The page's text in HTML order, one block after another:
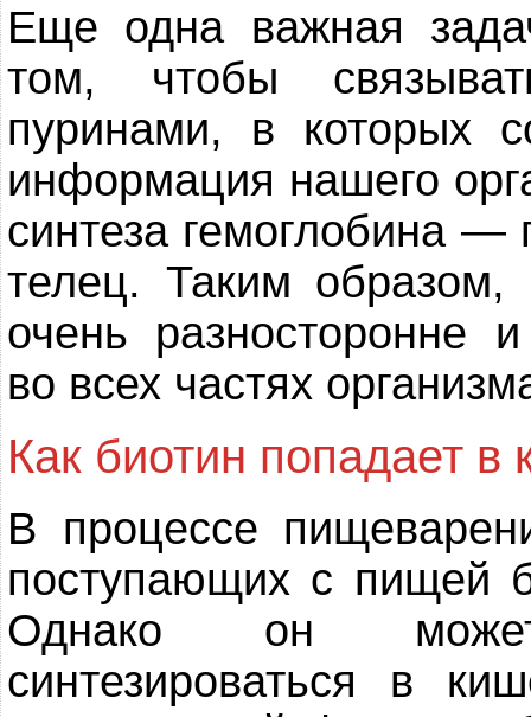
Еще одна важная
том, чтобы
пуринами, в которых
информация нашего
синтеза гемоглобина —
телец. Таким образом,
очень разносторонне и
во всех частях
Как биотин попадает в
В процессе
поступающих с пищей
Однако он
синтезироваться в